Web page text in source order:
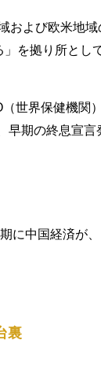
および欧米地域
を拠り所とし
世界保健機関
早期の終息宣言
に中国経済が、
裏